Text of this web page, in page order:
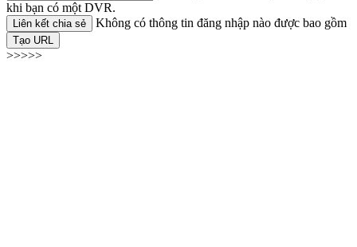
khi bạn có một DVR.
Liên kết chia sẻ Không có thông tin đăng nhập nào được bao gồm
Tạo URL
>>>>>